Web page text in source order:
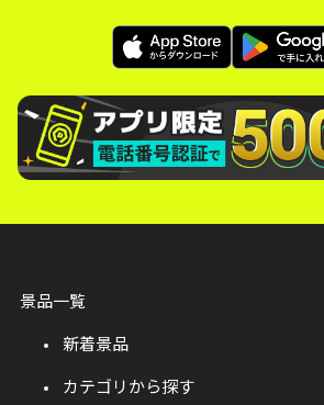
景品一覧
新着景品
カテゴリから探す